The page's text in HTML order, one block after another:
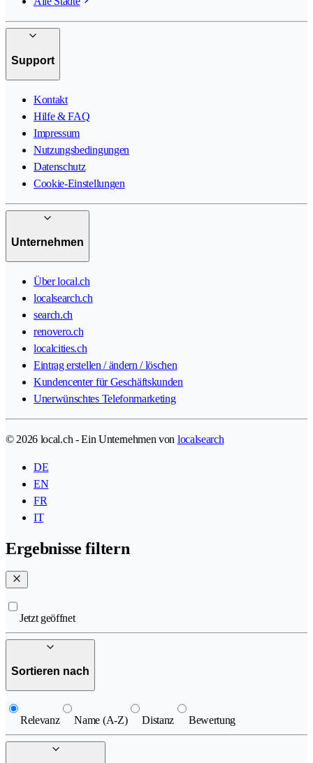
Support
Kontakt
Hilfe & FAQ
Impressum
Nutzungsbedingungen
Datenschutz
Cookie-Einstellungen
Unternehmen
Über local.ch
localsearch.ch
search.ch
renovero.ch
localcities.ch
Eintrag erstellen / ändern / löschen
Kundencenter für Geschäftskunden
Unerwünschtes Telefonmarketing
© 2026 local.ch - Ein Unternehmen von localsearch
DE
EN
FR
IT
Ergebnisse filtern
Jetzt geöffnet
Sortieren nach
Relevanz Name (A-Z) Distanz Bewertung